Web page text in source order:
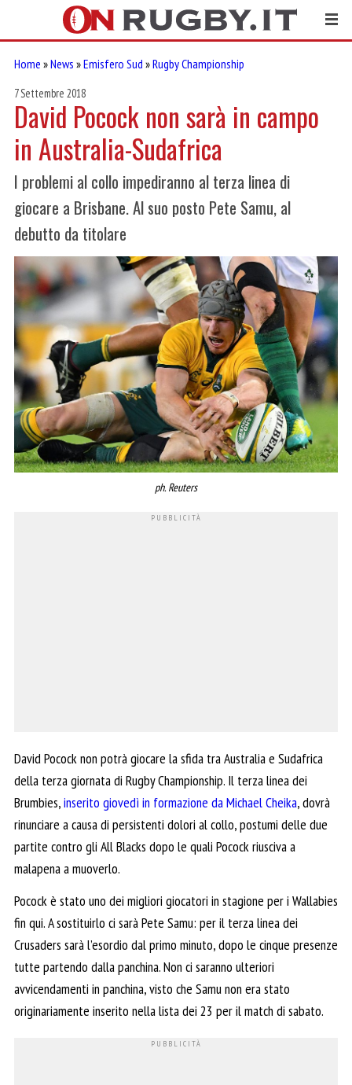
Home »News »Emisfero Sud »Rugby Championship
7 Settembre 2018
David Pocock non sarà in campo
in Australia-Sudafrica
I problemi al collo impediranno al terza linea di
giocare a Brisbane. Al suo posto Pete Samu, al
debutto da titolare
ph. Reuters
David Pocock non potrà giocare la sfida tra Australia e Sudafrica
della terza giornata di Rugby Championship. Il terza linea dei
Brumbies,inserito giovedì in formazione da Michael Cheika, dovrà
rinunciare a causa di persistenti dolori al collo, postumi delle due
partite contro gli All Blacks dopo le quali Pocock riusciva a
malapena a muoverlo.
Pocock è stato uno dei migliori giocatori in stagione per i Wallabies
fin qui. A sostituirlo ci sarà Pete Samu: per il terza linea dei
Crusaders sarà l’esordio dal primo minuto, dopo le cinque presenze
tutte partendo dalla panchina. Non ci saranno ulteriori
avvicendamenti in panchina, visto che Samu non era stato
originariamente inserito nella lista dei 23 per il match di sabato.